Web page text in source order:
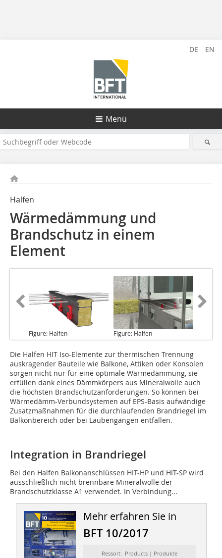
DE EN
Menü
Halfen
Wärmedämmung und
Brandschutz in einem
Element
Figure: Halfen Figure: Halfen
Die Halfen HIT Iso-Elemente zur thermischen Trennung
auskragender Bauteile wie Balkone, Attiken oder Konsolen
sorgen nicht nur für eine optimale Wärmedämmung, sie
erfüllen dank eines Dämmkörpers aus Mineralwolle auch
die höchsten Brandschutzanforderungen. So können bei
Wärmedämm-Verbundsystemen auf EPS-Basis aufwändige
Zusatzmaßnahmen für die durchlaufenden Brandriegel im
Balkonbereich oder bei Laubengängen entfallen.
Integration in Brandriegel
Bei den Halfen Balkonanschlüssen HIT-HP und HIT-SP wird
ausschließlich nicht brennbare Mineralwolle der
Brandschutzklasse A1 verwendet. In Verbindung...
Mehr erfahren Sie in
BFT 10/2017
Ressort: Products | Produkte